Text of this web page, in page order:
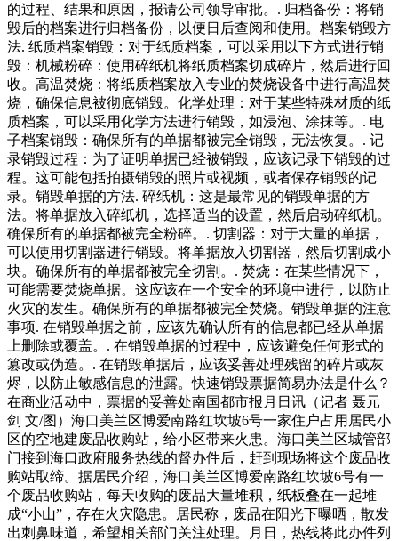
的过程、结果和原因，报请公司领导审批。. 归档备份：将销
毁后的档案进行归档备份，以便日后查阅和使用。档案销毁方
法. 纸质档案销毁：对于纸质档案，可以采用以下方式进行销
毁：机械粉碎：使用碎纸机将纸质档案切成碎片，然后进行回
收。高温焚烧：将纸质档案放入专业的焚烧设备中进行高温焚
烧，确保信息被彻底销毁。化学处理：对于某些特殊材质的纸
质档案，可以采用化学方法进行销毁，如浸泡、涂抹等。. 电
子档案销毁：确保所有的单据都被完全销毁，无法恢复。. 记
录销毁过程：为了证明单据已经被销毁，应该记录下销毁的过
程。这可能包括拍摄销毁的照片或视频，或者保存销毁的记
录。销毁单据的方法. 碎纸机：这是最常见的销毁单据的方
法。将单据放入碎纸机，选择适当的设置，然后启动碎纸机。
确保所有的单据都被完全粉碎。. 切割器：对于大量的单据，
可以使用切割器进行销毁。将单据放入切割器，然后切割成小
块。确保所有的单据都被完全切割。. 焚烧：在某些情况下，
可能需要焚烧单据。这应该在一个安全的环境中进行，以防止
火灾的发生。确保所有的单据都被完全焚烧。销毁单据的注意
事项. 在销毁单据之前，应该先确认所有的信息都已经从单据
上删除或覆盖。. 在销毁单据的过程中，应该避免任何形式的
篡改或伪造。. 在销毁单据后，应该妥善处理残留的碎片或灰
烬，以防止敏感信息的泄露。快速销毁票据简易办法是什么？
在商业活动中，票据的妥善处南国都市报月日讯（记者 聂元
剑 文/图）海口美兰区博爱南路红坎坡6号一家住户占用居民小
区的空地建废品收购站，给小区带来火患。海口美兰区城管部
门接到海口政府服务热线的督办件后，赶到现场将这个废品收
购站取缔。据居民介绍，海口美兰区博爱南路红坎坡6号有一
个废品收购站，每天收购的废品大量堆积，纸板叠在一起堆
成“小山”，存在火灾隐患。居民称，废品在阳光下曝晒，散发
出刺鼻味道，希望相关部门关注处理。月日，热线将此办件列